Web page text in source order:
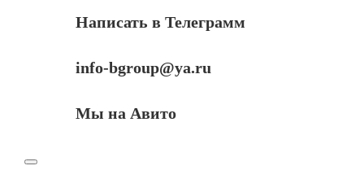
Написать в Телеграмм
info-bgroup@ya.ru
Мы на Авито